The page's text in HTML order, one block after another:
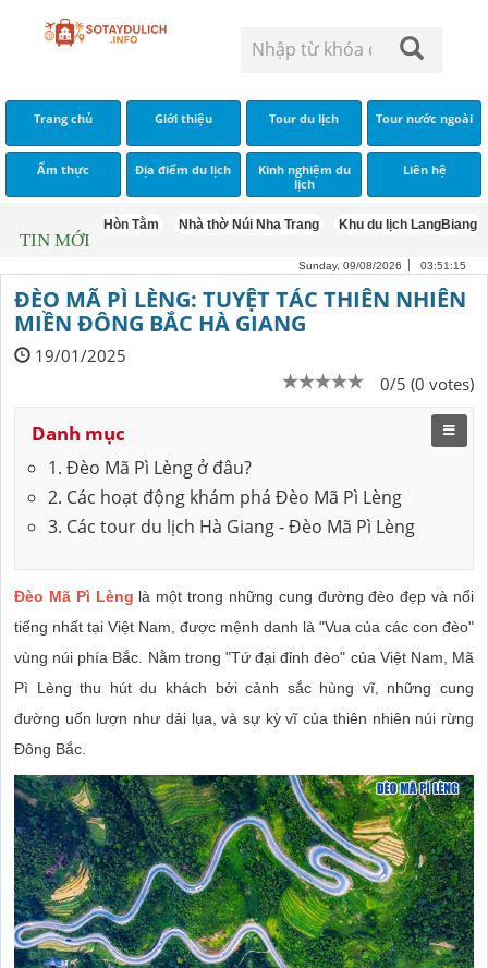
Trang chủ Giới thiệu Tour du lịch Tour nước ngoài
Ẩm thực Địa điểm du lịch
Kinh nghiệm du
lịch
Liên hệ
TIN MỚI
Hòn Tằm Nhà thờ Núi Nha Trang Khu du lịch LangBiang
Sunday, 09/08/2026 03:51:16
ĐÈO MÃ PÌ LÈNG: TUYỆT TÁC THIÊN NHIÊN
MIỀN ĐÔNG BẮC HÀ GIANG
19/01/2025
0/5 (0 votes)
Danh mục
1. Đèo Mã Pì Lèng ở đâu?
2. Các hoạt động khám phá Đèo Mã Pì Lèng
3. Các tour du lịch Hà Giang - Đèo Mã Pì Lèng
Đèo Mã Pì Lèng là một trong những cung đường đèo đẹp và nổi
tiếng nhất tại Việt Nam, được mệnh danh là "Vua của các con đèo"
vùng núi phía Bắc. Nằm trong "Tứ đại đỉnh đèo" của Việt Nam, Mã
Pì Lèng thu hút du khách bởi cảnh sắc hùng vĩ, những cung
đường uốn lượn như dải lụa, và sự kỳ vĩ của thiên nhiên núi rừng
Đông Bắc.